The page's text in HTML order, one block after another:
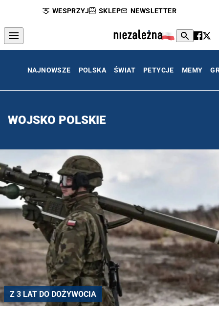
WESPRZYJ SKLEP NEWSLETTER
NAJNOWSZE POLSKA ŚWIAT PETYCJE MEMY
WOJSKO POLSKIE
Z 3 LAT DO DOŻYWOCIA